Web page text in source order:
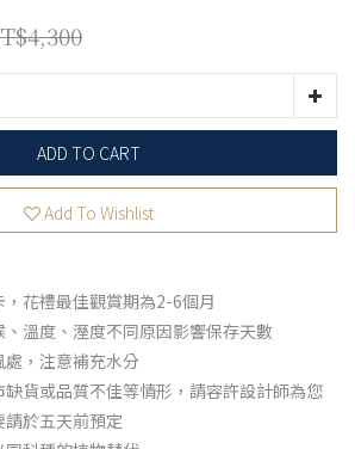
ADD TO CART
Add To Wishlist
，花禮最佳觀賞期為2-6個月
、溫度、溼度不同原因影響保存天數
處，注意補充水分
缺貨或品質不佳等情形，請容許設計師為您
於五天前預定